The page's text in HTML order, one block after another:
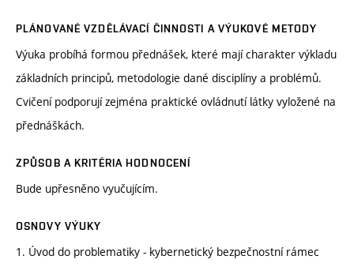
PLÁNOVANÉ VZDĚLÁVACÍ ČINNOSTI A VÝUKOVÉ METODY
Výuka probíhá formou přednášek, které mají charakter výkladu
základních principů, metodologie dané disciplíny a problémů.
Cvičení podporují zejména praktické ovládnutí látky vyložené na
přednáškách.
ZPŮSOB A KRITÉRIA HODNOCENÍ
Bude upřesněno vyučujícím.
OSNOVY VÝUKY
1. Úvod do problematiky - kybernetický bezpečnostní rámec